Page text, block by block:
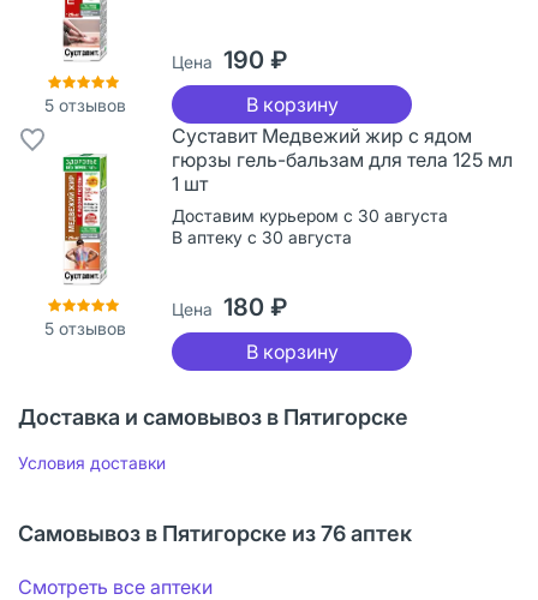
5 отзывов
Цена 190 ₽
В корзину
5 отзывов
Суставит Медвежий жир с ядом
гюрзы гель-бальзам для тела 125 мл
1 шт
Доставим курьером с 30 августа
В аптеку с 30 августа
Цена 180 ₽
В корзину
Доставка и самовывоз в Пятигорске
Условия доставки
Самовывоз в Пятигорске из 76 аптек
Смотреть все аптеки